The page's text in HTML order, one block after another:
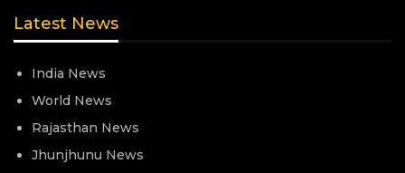
Latest News
India News
World News
Rajasthan News
Jhunjhunu News